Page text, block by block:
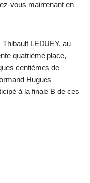
vous maintenant en
LEDUEY, au
quatrième place,
centièmes de
Hugues
à la finale B de ces